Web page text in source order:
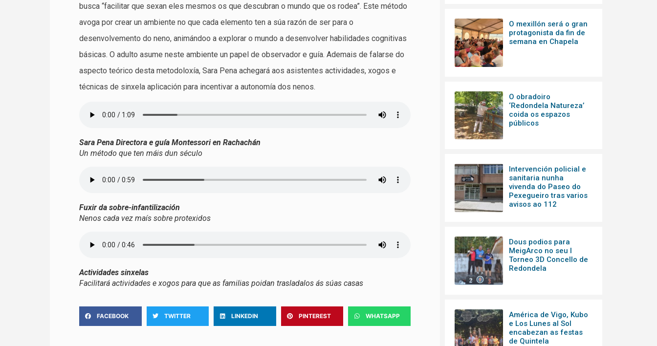
busca “facilitar que sexan eles mesmos os que descubran o mundo que os rodea”. Este método
avoga por crear un ambiente no que cada elemento ten a súa razón de ser para o
desenvolvemento do neno, animándoo a explorar o mundo a desenvolver habilidades cognitivas
básicas. O adulto asume neste ambiente un papel de observador e guía. Ademais de falarse do
aspecto teórico desta metodoloxía, Sara Pena achegará aos asistentes actividades, xogos e
técnicas de sinxela aplicación para incentivar a autonomía dos nenos.
Sara Pena Directora e guía Montessori en Rachachán
Un método que ten máis dun século
Fuxir da sobre-infantilización
Nenos cada vez maís sobre protexidos
Actividades sinxelas
Facilitará actividades e xogos para que as familias poidan trasladalos ás súas casas
FACEBOOK TWITTER LINKEDIN PINTEREST WHATSAPP
O mexillón será o gran
protagonista da fin de
semana en Chapela
O obradoiro
‘Redondela Natureza’
coida os espazos
públicos
Intervención policial e
sanitaria nunha
vivenda do Paseo do
Pexegueiro tras varios
avisos ao 112
Dous podios para
MeigArco no seu I
Torneo 3D Concello de
Redondela
América de Vigo, Kubo
e Los Lunes al Sol
encabezan as festas
de Quintela